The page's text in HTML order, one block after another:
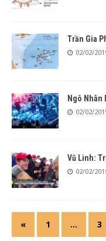
Trần Gia
02/02/
Ngô Nhân
02/02/
Vũ Linh:
02/02/
« 1 … 3